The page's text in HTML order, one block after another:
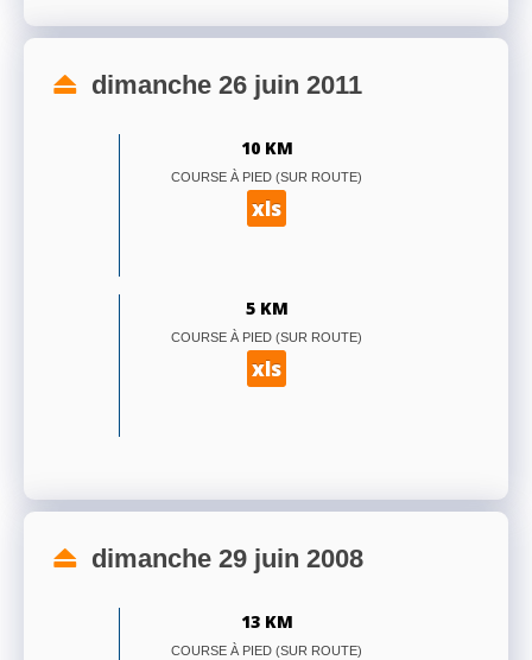
dimanche 26 juin 2011
10 KM
COURSE À PIED (SUR ROUTE)
xls
5 KM
COURSE À PIED (SUR ROUTE)
xls
dimanche 29 juin 2008
13 KM
COURSE À PIED (SUR ROUTE)